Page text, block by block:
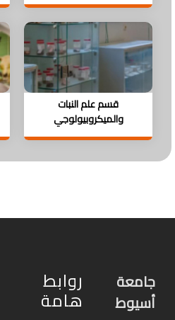
قسم علم النبات
والميكروبيولوجي
جامعة
أسيوط
روابط
هامة